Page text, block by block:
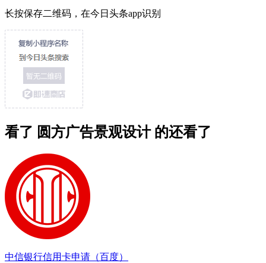
长按保存二维码，在今日头条app识别
看了 圆方广告景观设计 的还看了
中信银行信用卡申请（百度）